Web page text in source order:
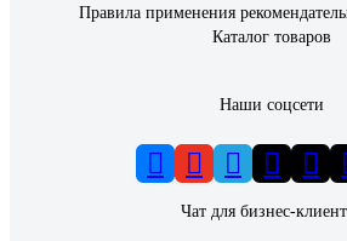
Правила применения
Каталог товаров
Наши соцсети
Чат для бизнес-